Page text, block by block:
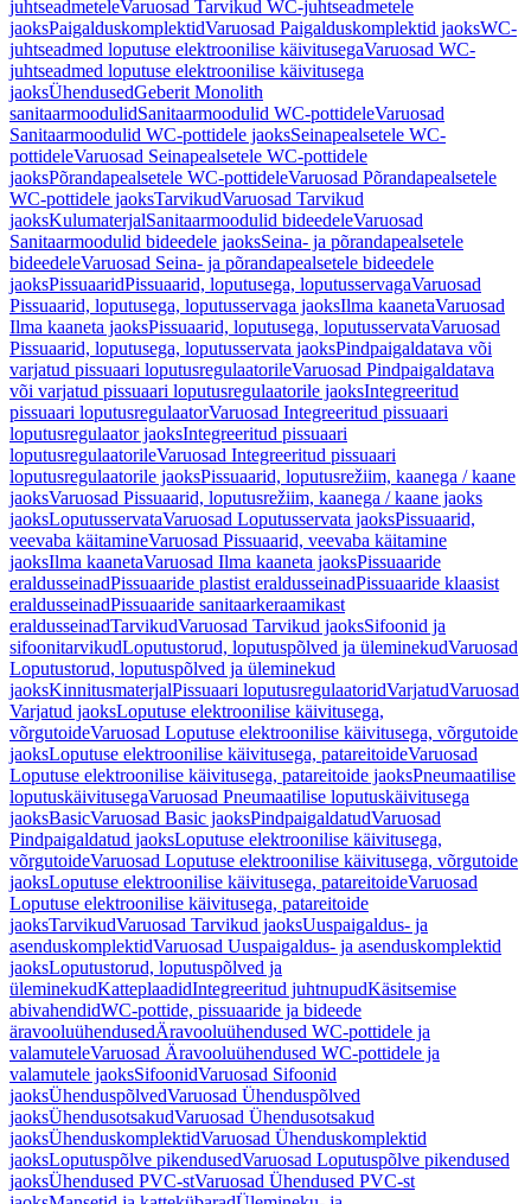
juhtseadmeteleVaruosad Tarvikud WC-juhtseadmetele
jaoksPaigalduskomplektidVaruosad Paigalduskomplektid jaoksWC-
juhtseadmed loputuse elektroonilise käivitusegaVaruosad WC-
juhtseadmed loputuse elektroonilise käivitusega
jaoksÜhendusedGeberit Monolith
sanitaarmoodulidSanitaarmoodulid WC-pottideleVaruosad
Sanitaarmoodulid WC-pottidele jaoksSeinapealsetele WC-
pottideleVaruosad Seinapealsetele WC-pottidele
jaoksPõrandapealsetele WC-pottideleVaruosad Põrandapealsetele
WC-pottidele jaoksTarvikudVaruosad Tarvikud
jaoksKulumaterjalSanitaarmoodulid bideedeleVaruosad
Sanitaarmoodulid bideedele jaoksSeina- ja põrandapealsetele
bideedeleVaruosad Seina- ja põrandapealsetele bideedele
jaoksPissuaaridPissuaarid, loputusega, loputusservagaVaruosad
Pissuaarid, loputusega, loputusservaga jaoksIlma kaanetaVaruosad
Ilma kaaneta jaoksPissuaarid, loputusega, loputusservataVaruosad
Pissuaarid, loputusega, loputusservata jaoksPindpaigaldatava või
varjatud pissuaari loputusregulaatorileVaruosad Pindpaigaldatava
või varjatud pissuaari loputusregulaatorile jaoksIntegreeritud
pissuaari loputusregulaatorVaruosad Integreeritud pissuaari
loputusregulaator jaoksIntegreeritud pissuaari
loputusregulaatorileVaruosad Integreeritud pissuaari
loputusregulaatorile jaoksPissuaarid, loputusrežiim, kaanega / kaane
jaoksVaruosad Pissuaarid, loputusrežiim, kaanega / kaane jaoks
jaoksLoputusservataVaruosad Loputusservata jaoksPissuaarid,
veevaba käitamineVaruosad Pissuaarid, veevaba käitamine
jaoksIlma kaanetaVaruosad Ilma kaaneta jaoksPissuaaride
eraldusseinadPissuaaride plastist eraldusseinadPissuaaride klaasist
eraldusseinadPissuaaride sanitaarkeraamikast
eraldusseinadTarvikudVaruosad Tarvikud jaoksSifoonid ja
sifoonitarvikudLoputustorud, loputuspõlved ja üleminekudVaruosad
Loputustorud, loputuspõlved ja üleminekud
jaoksKinnitusmaterjalPissuaari loputusregulaatoridVarjatudVaruosad
Varjatud jaoksLoputuse elektroonilise käivitusega,
võrgutoideVaruosad Loputuse elektroonilise käivitusega, võrgutoide
jaoksLoputuse elektroonilise käivitusega, patareitoideVaruosad
Loputuse elektroonilise käivitusega, patareitoide jaoksPneumaatilise
loputuskäivitusegaVaruosad Pneumaatilise loputuskäivitusega
jaoksBasicVaruosad Basic jaoksPindpaigaldatudVaruosad
Pindpaigaldatud jaoksLoputuse elektroonilise käivitusega,
võrgutoideVaruosad Loputuse elektroonilise käivitusega, võrgutoide
jaoksLoputuse elektroonilise käivitusega, patareitoideVaruosad
Loputuse elektroonilise käivitusega, patareitoide
jaoksTarvikudVaruosad Tarvikud jaoksUuspaigaldus- ja
asenduskomplektidVaruosad Uuspaigaldus- ja asenduskomplektid
jaoksLoputustorud, loputuspõlved ja
üleminekudKatteplaadidIntegreeritud juhtnupudKäsitsemise
abivahendidWC-pottide, pissuaaride ja bideede
äravooluühendusedÄravooluühendused WC-pottidele ja
valamuteleVaruosad Äravooluühendused WC-pottidele ja
valamutele jaoksSifoonidVaruosad Sifoonid
jaoksÜhenduspõlvedVaruosad Ühenduspõlved
jaoksÜhendusotsakudVaruosad Ühendusotsakud
jaoksÜhenduskomplektidVaruosad Ühenduskomplektid
jaoksLoputuspõlve pikendusedVaruosad Loputuspõlve pikendused
jaoksÜhendused PVC-stVaruosad Ühendused PVC-st